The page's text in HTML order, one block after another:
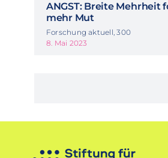
ANGST: Breite Mehrheit
mehr Mut
Forschung aktuell, 300
8. Mai 2023